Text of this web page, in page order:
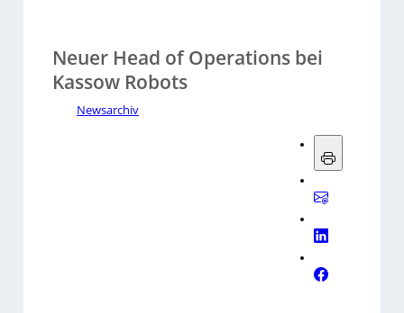
Neuer Head of Operations bei
Kassow Robots
Newsarchiv